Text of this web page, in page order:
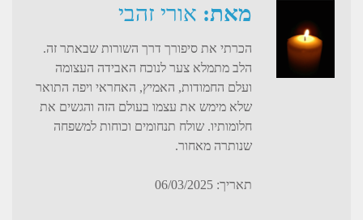
מאת: אורי זהבי
הכרתי את סיפורך דרך השורות שבאתר זה.
הלב מתמלא צער לנוכח האבידה העצומה
ועלם החמודות, האמיץ, האחראי ויפה התואר
שלא מימש את עצמו בעולם הזה והגשים את
חלומותיו. שולח תנחומים וכוחות למשפחה
שנותרה מאחור.
תאריך: 06/03/2025